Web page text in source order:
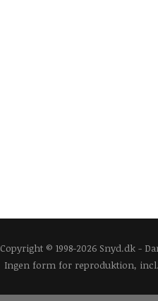
Copyright © 1998-2026 Snyd.dk -
Ingen form for reproduktion,